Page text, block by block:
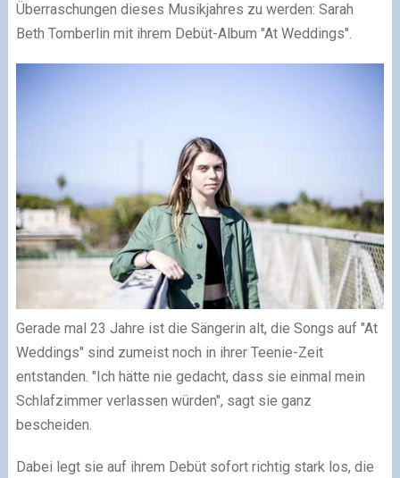
Überraschungen dieses Musikjahres zu werden: Sarah
Beth Tomberlin mit ihrem Debüt-Album "At Weddings".
Gerade mal 23 Jahre ist die Sängerin alt, die Songs auf "At
Weddings" sind zumeist noch in ihrer Teenie-Zeit
entstanden. "Ich hätte nie gedacht, dass sie einmal mein
Schlafzimmer verlassen würden", sagt sie ganz
bescheiden.
Dabei legt sie auf ihrem Debüt sofort richtig stark los, die